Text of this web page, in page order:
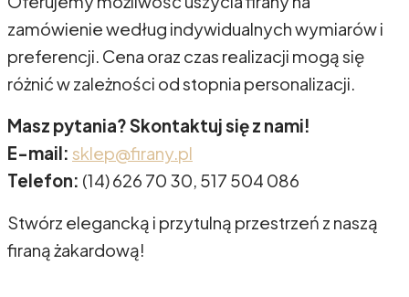
zamówienie według indywidualnych wymiarów i
preferencji. Cena oraz czas realizacji mogą się
różnić w zależności od stopnia personalizacji.
Masz pytania? Skontaktuj się z nami!
E-mail: sklep@firany.pl
Telefon: (14) 626 70 30, 517 504 086
Stwórz elegancką i przytulną przestrzeń z naszą
firaną żakardową!